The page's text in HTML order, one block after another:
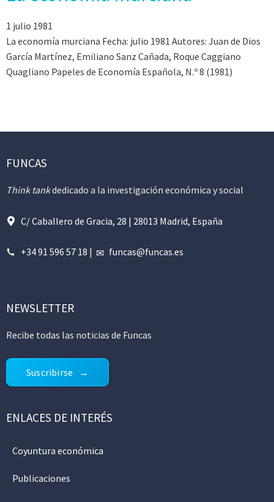
1 julio 1981
La economía murciana Fecha: julio 1981 Autores: Juan de Dios
García Martínez, Emiliano Sanz Cañada, Roque Caggiano
Quagliano Papeles de Economía Española, N.º 8 (1981)
FUNCAS
Think tankdedicado a la investigación económica y social
C/ Caballero de Gracia, 28 | 28013 Madrid, España
+34 91 596 57 18 | funcas@funcas.es
NEWSLETTER
Recibe todas las noticias de Funcas
Suscribirse
ENLACES DE INTERÉS
Coyuntura económica
Publicaciones